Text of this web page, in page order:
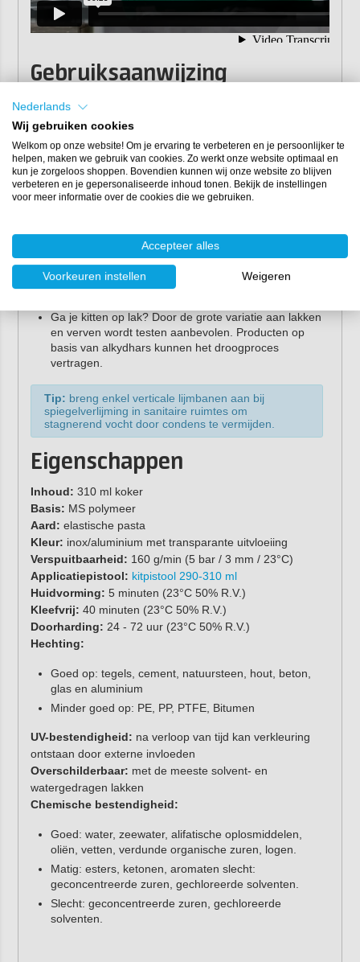
Gebruiksaanwijzing
Verwerkingstemperatuur: +5°C tot +40°C.
Zorg voor een zuivere, stof- en vetvrije ondergrond.
geschikt voor afwerking en verwijderen van niet-
uitgeharde Tec7-polymeren). Gebruik bij zware
vervuiling Tec7 Cleaner.
Breng de Trans Inox kit aan meet eengeschikt
3 mm.
Voer altijd een hechtproef uit als je gaat kitten op
kunststoffen, poederlakken, exotische houtsoorten en
bitumineuze materialen. Versterk zwakke of poreuze
Ga je kitten op lak? Door de grote variatie aan lakken
en verven wordt testen aanbevolen. Producten op
basis van alkydhars kunnen het droogproces
vertragen.
Tip: breng enkel verticale lijmbanen aan bij
spiegelverlijming in sanitaire ruimtes om
stagnerend vocht door condens te vermijden.
Eigenschappen
Inhoud: 310 ml koker
Basis: MS polymeer
Aard: elastische pasta
Kleur: inox/aluminium met transparante uitvloeiing
Verspuitbaarheid: 160 g/min (5 bar / 3 mm / 23°C)
Applicatiepistool: kitpistool 290-310 ml
Huidvorming: 5 minuten (23°C 50% R.V.)
Kleefvrij: 40 minuten (23°C 50% R.V.)
Doorharding: 24 - 72 uur (23°C 50% R.V.)
Hechting:
Goed op: tegels, cement, natuursteen, hout, beton,
glas en aluminium
Minder goed op: PE, PP, PTFE, Bitumen
UV-bestendigheid: na verloop van tijd kan verkleuring
ontstaan door externe invloeden
Overschilderbaar: met de meeste solvent- en
watergedragen lakken
Chemische bestendigheid:
Goed: water, zeewater, alifatische oplosmiddelen,
oliën, vetten, verdunde organische zuren, logen.
Matig: esters, ketonen, aromaten slecht:
geconcentreerde zuren, gechloreerde solventen.
Slecht: geconcentreerde zuren, gechloreerde
solventen.
Nederlands
Wij gebruiken cookies
Welkom op onze website! Om je ervaring te verbeteren en je persoonlijker te
helpen, maken we gebruik van cookies. Zo werkt onze website optimaal en
kun je zorgeloos shoppen. Bovendien kunnen wij onze website zo blijven
verbeteren en je gepersonaliseerde inhoud tonen. Bekijk de instellingen
voor meer informatie over de cookies die we gebruiken.
Accepteer alles
Voorkeuren instellen Weigeren